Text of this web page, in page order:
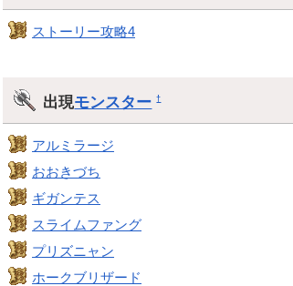
ストーリー攻略4
出現モンスター †
アルミラージ
おおきづち
ギガンテス
スライムファング
プリズニャン
ホークブリザード